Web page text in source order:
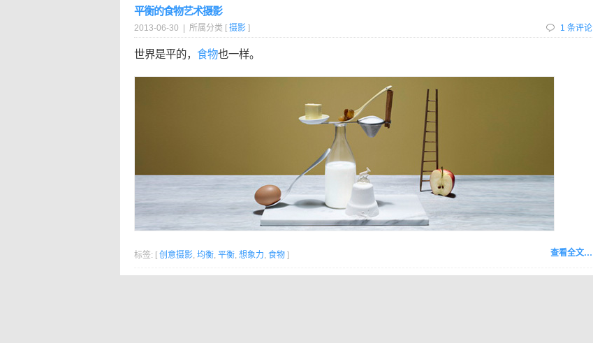
平衡的食物艺术摄影
2013-06-30 | 所属分类 [ 摄影 ] 1 条评论
世界是平的， 食物也一样。
查看全文…
标签: [ 创意摄影, 均衡, 平衡, 想象力, 食物 ]